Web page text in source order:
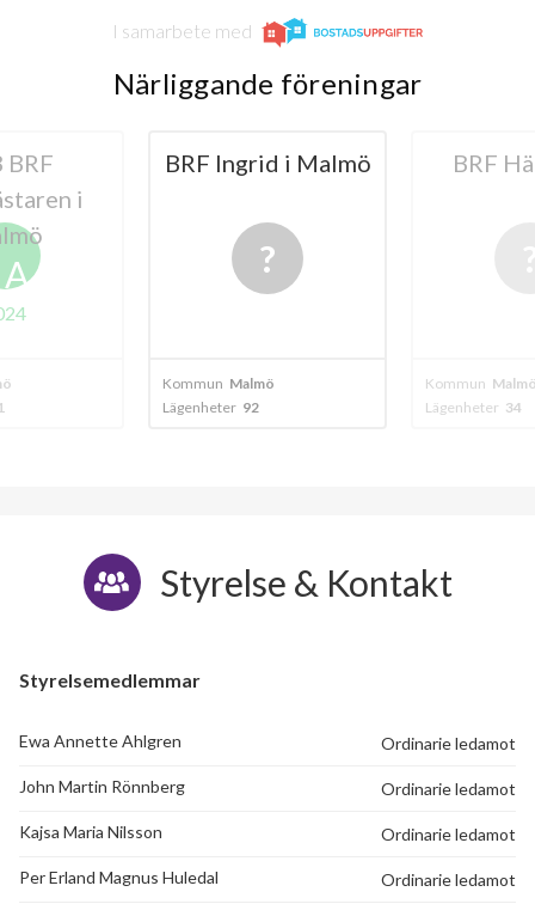
I samarbete med
Närliggande föreningar
i Malmö BRF Hälsingör
Kommun
Malmö
Lägenheter 34
BRF
Kommun
Lägenheter
38
Styrelse & Kontakt
Styrelsemedlemmar
Ewa Annette Ahlgren Ordinarie ledamot
John Martin Rönnberg Ordinarie ledamot
Kajsa Maria Nilsson Ordinarie ledamot
Per Erland Magnus Huledal Ordinarie ledamot